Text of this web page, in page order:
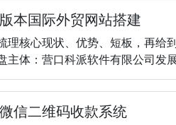
本国际外贸网站搭建
核心现状、优势、短板，再给
体：营口科派软件有限公司发
信二维码收款系统